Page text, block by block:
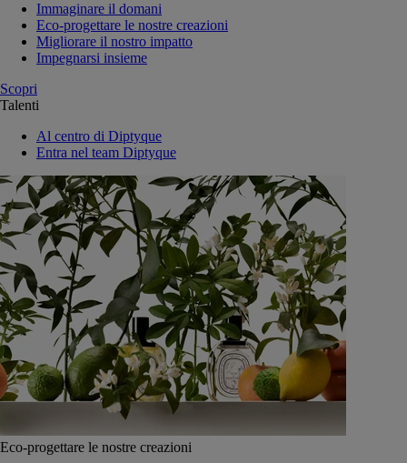
Immaginare il domani
Eco-progettare le nostre creazioni
Migliorare il nostro impatto
Impegnarsi insieme
Scopri
Talenti
Al centro di Diptyque
Entra nel team Diptyque
Eco-progettare le nostre creazioni